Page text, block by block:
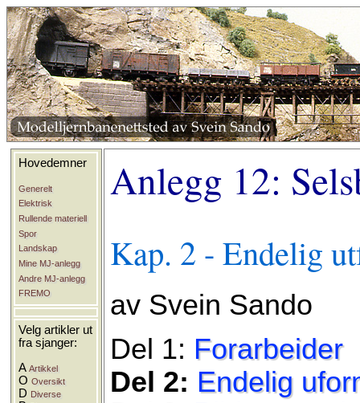
Hovedemner
Generelt
Elektrisk
Rullende materiell
Spor
Landskap
Mine MJ-anlegg
Andre MJ-anlegg
FREMO
Velg artikler ut
fra sjanger:
AArtikkel
OOversikt
D Diverse
Anlegg 12:
Kap. 2 - Endelig
av Svein Sando
Del 1: Forarbeider
Del 2: Endelig